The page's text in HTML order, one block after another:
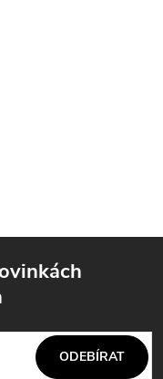
ODEBÍRAT